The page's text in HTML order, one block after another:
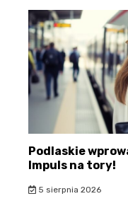
Podlaskie
Impuls na tory!
5 sierpnia 2026